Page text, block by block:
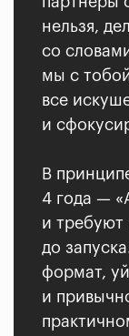
нельзя,
со
мы с
все
и
В
4 года —
и требуют
до
формат,
и